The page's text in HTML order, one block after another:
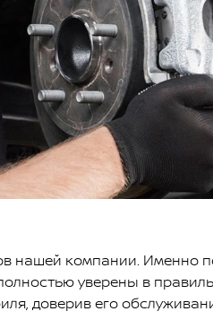
нашей компании. Именно
уверены в
доверив его